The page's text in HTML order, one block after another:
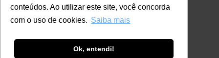
conteúdos. Ao utilizar este site, você concorda
com o uso de cookies. Saiba mais
Ok, entendi!
CONTATO
+55 11 3259-2837
+55 11 98924-8322
contato@lec.com.br